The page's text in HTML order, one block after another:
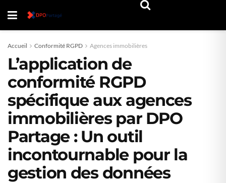
Accueil Conformité RGPD Agences immobilières
L’application de
conformité RGPD
spécifique aux agences
immobilières par DPO
Partage : Un outil
incontournable pour la
gestion des données